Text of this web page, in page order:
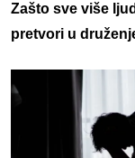
Zašto sve više
pretvori u